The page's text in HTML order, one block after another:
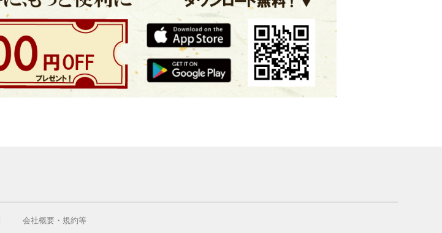
会社概要・規約等